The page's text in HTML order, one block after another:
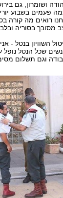
ושומרון, גם
פעמים בשבוע
רואים מה קורה
בסוריה
השוויון בנטל -
שכל הנטל
וגם תשלום